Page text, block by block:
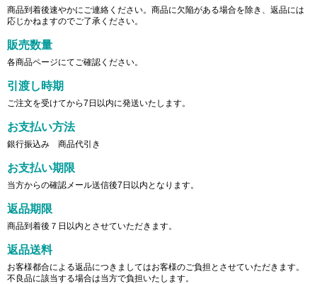
商品到着後速やかにご連絡ください。商品に欠陥がある場合を除き、返品には
応じかねますのでご了承ください。
販売数量
各商品ページにてご確認ください。
引渡し時期
ご注文を受けてから7日以内に発送いたします。
お支払い方法
銀行振込み 商品代引き
お支払い期限
当方からの確認メール送信後7日以内となります。
返品期限
商品到着後７日以内とさせていただきます。
返品送料
お客様都合による返品につきましてはお客様のご負担とさせていただきます。
不良品に該当する場合は当方で負担いたします。